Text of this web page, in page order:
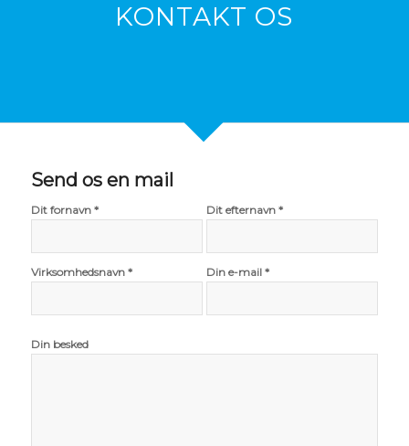
KONTAKT OS
Send os en mail
Dit fornavn * Dit efternavn *
Virksomhedsnavn * Din e-mail *
Din besked